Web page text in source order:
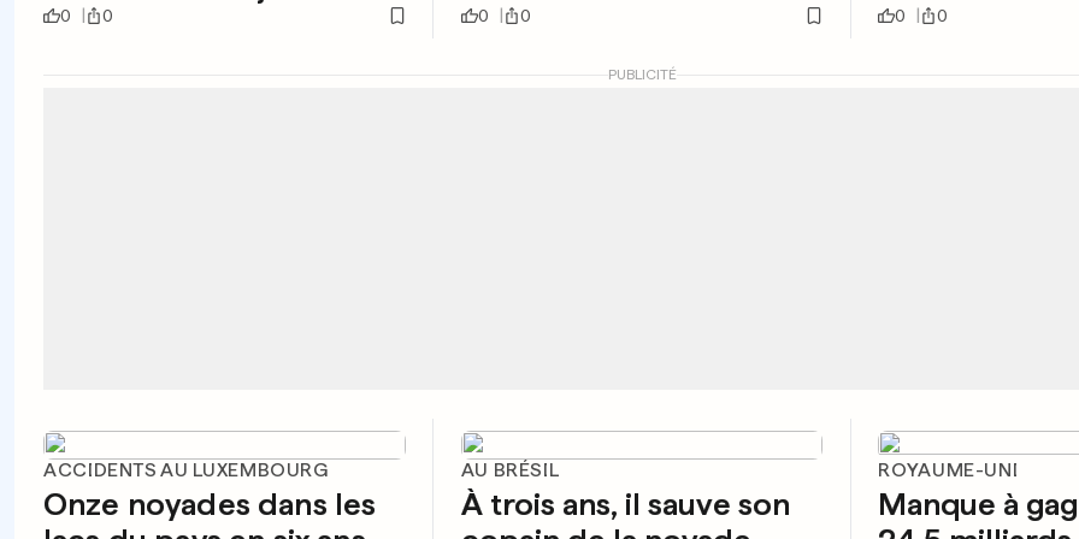
0 0 0 0 0 0
PUBLICITÉ
ACCIDENTS AU LUXEMBOURG
Onze noyades dans les
AU BRÉSIL
À trois ans, il sauve son
ROYAUME-UNI
Manque à